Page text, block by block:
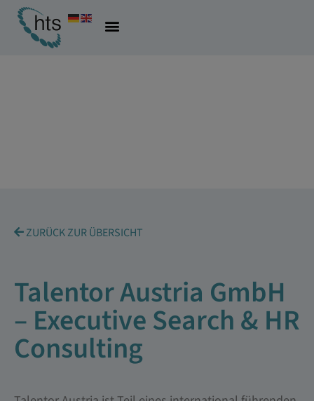
ZURÜCK ZUR ÜBERSICHT
Talentor Austria GmbH
– Executive Search & HR
Consulting